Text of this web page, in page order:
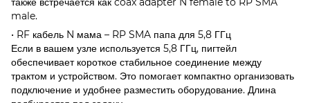
male.
• RF кабель N мама – RP SMA папа для 5,8 ГГц
Если в вашем узле используется 5,8 ГГц, пигтейл
обеспечивает короткое стабильное соединение между
трактом и устройством. Это помогает компактно организовать
подключение и удобнее разместить оборудование. Длина